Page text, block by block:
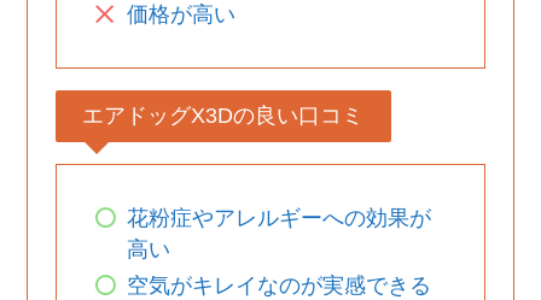
価格が高い
エアドッグX3Dの良い口コミ
花粉症やアレルギーへの効果が
高い
空気がキレイなのが実感できる